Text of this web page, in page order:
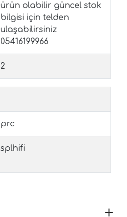
ürün olabilir güncel stok
bilgisi için telden
ulaşabilirsiniz
05416199966
2
prc
splhifi